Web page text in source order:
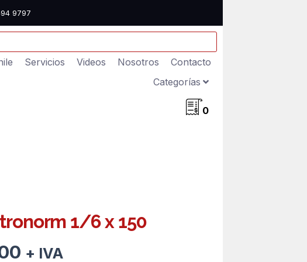
9797
Servicios Videos Nosotros
Contacto
Categorías
0
1/6 x 150
precio
+ IVA